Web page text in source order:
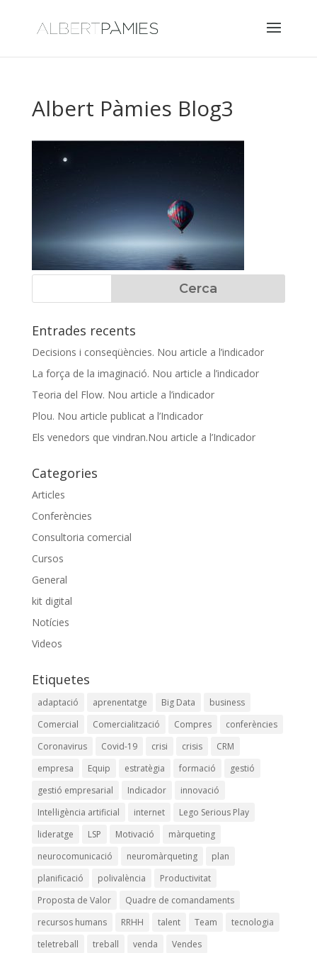
Albert Pàmies Blog3
Entrades recents
Decisions i conseqüències. Nou article a l’indicador
La força de la imaginació. Nou article a l’indicador
Teoria del Flow. Nou article a l’indicador
Plou. Nou article publicat a l’Indicador
Els venedors que vindran.Nou article a l’Indicador
Categories
Articles
Conferències
Consultoria comercial
Cursos
General
kit digital
Notícies
Videos
Etiquetes
adaptació aprenentatge Big Data
business
Comercial
Comercialització Compres
conferències
Coronavirus
Covid-19 crisi crisis
CRM
empresa
Equip estratègia formació
gestió
gestió empresarial
Indicador
innovació
Intel·ligència artificial
internet
Lego Serious Play
lideratge
LSP Motivació
màrqueting
neurocomunicació
neuromàrqueting
plan
planificació
polivalència
Productivitat
Proposta de Valor
Quadre de comandaments
recursos humans
RRHH talent Team
tecnologia
teletreball
treball venda Vendes